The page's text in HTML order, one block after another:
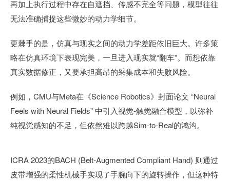
再加上执行过程中存在自遮挡、传感不完全等问题，模型往往
无法准确捕捉这些微妙的动力学细节。
更棘手的是，仿真与现实之间的动力学差距依旧巨大。许多策
略在仿真环境下表现完美，一旦进入现实就“翻车”。而想依靠
真实数据修正，又要承担高昂的采集成本和失败风险。
例如，CMU与Meta在《Science Robotics》封面论文 “Neural
Feels with Neural Fields” 中引入视觉-触觉融合模型，以弥补
纯视觉感知的不足，但依然难以跨越Sim-to-Real的鸿沟。
ICRA 2023的BACH (Belt-Augmented Compliant Hand) 则通过
皮带增强的柔性机械手实现了手腕向下的旋转操作，但这种特